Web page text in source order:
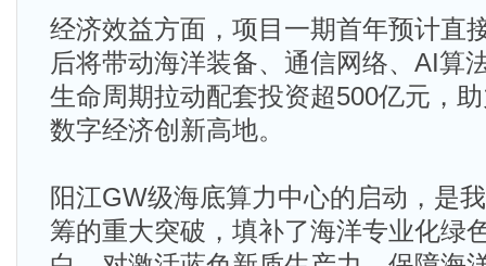
经济效益方面，项目一期首年预计直
后将带动海洋装备、通信网络、AI算
生命周期拉动配套投资超500亿元，
数字经济创新高地。
阳江GW级海底算力中心的启动，是
筹的重大突破，填补了海洋专业化绿